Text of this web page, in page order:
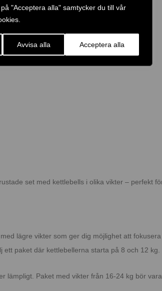
"Acceptera alla" samtycker du till vår
Avvisa alla Acceptera alla
set med kettlebells i olika vikter – perfekt
lägre vikter som ger dig möjlighet att
paket där kettlebellerna starta på 8 och 12 kg.
lämpligt. Paket med vikter från 16-24 kg bör vara